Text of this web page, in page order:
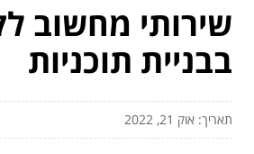
שירותי מחשוב
בבניית תוכניות
תאריך: אוק 21, 2022